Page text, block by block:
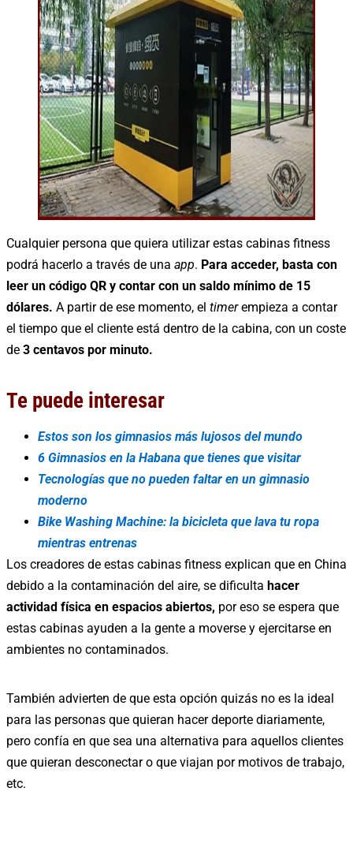
Cualquier persona que quiera utilizar estas cabinas fitness
podrá hacerlo a través de una app. Para acceder, basta con
leer un código QR y contar con un saldo mínimo de 15
dólares. A partir de ese momento, el timerempieza a contar
el tiempo que el cliente está dentro de la cabina, con un coste
de 3 centavos por minuto.
Te puede interesar
Estos son los gimnasios más lujosos del mundo
6 Gimnasios en la Habana que tienes que visitar
Tecnologías que no pueden faltar en un gimnasio
moderno
Bike Washing Machine: la bicicleta que lava tu ropa
mientras entrenas
Los creadores de estas cabinas fitness explican que en China
debido a la contaminación del aire, se dificulta hacer
actividad física en espacios abiertos, por eso se espera que
estas cabinas ayuden a la gente a moverse y ejercitarse en
ambientes no contaminados.
También advierten de que esta opción quizás no es la ideal
para las personas que quieran hacer deporte diariamente,
pero confía en que sea una alternativa para aquellos clientes
que quieran desconectar o que viajan por motivos de trabajo,
etc.